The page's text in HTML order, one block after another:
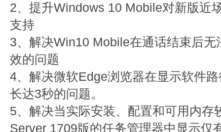
2、提升Windows 10 Mobile对新版近
支持
3、解决Win10 Mobile在通话结束后
效的问题
4、解决微软Edge浏览器在显示软件
长达3秒的问题。
5、解决当实际安装、配置和可用内存
Server 1709版的任务管理器中显示仅